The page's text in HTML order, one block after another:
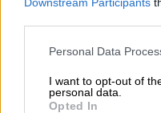
Personal Data
I want to opt-out of
personal data.
Opted In